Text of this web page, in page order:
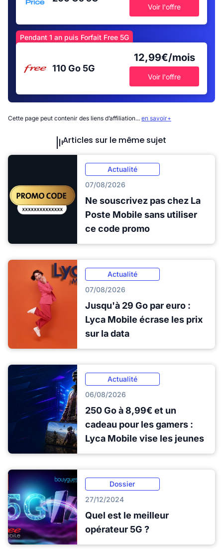
Voir l'offre
Pendant 1 an puis Forfait Free 5G
110 Go 5G
12,99€/mois
Voir l'offre
Cette page peut contenir des liens d’affiliation... en savoir+
Articles sur le même sujet
Actualité
07/08/2026
Ne souscrivez pas chez La
Poste Mobile sans utiliser
ce code promo
Actualité
07/08/2026
Jusqu'à 29 Go par euro :
Lyca Mobile écrase les prix
sur la data
Actualité
06/08/2026
250 Go à 8,99€ et un
cadeau pour les gamers :
Lyca Mobile vise les jeunes
Dossier
27/12/2024
Quel est le meilleur
opérateur 5G ?